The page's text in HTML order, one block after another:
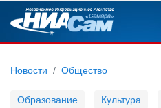
Новости Общество
Образование Культура